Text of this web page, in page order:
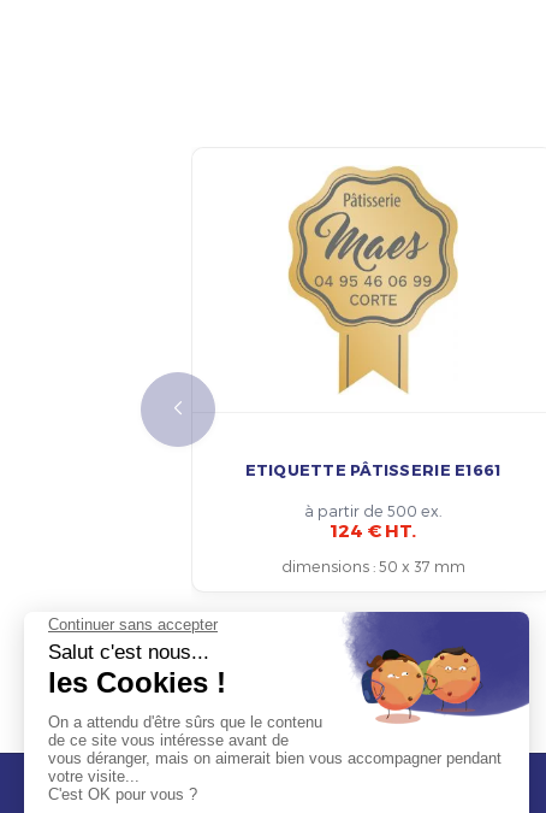
ETIQUETTE PÂTISSERIE E1661
à partir de 500 ex.
124 € HT.
dimensions: 50 x 37 mm